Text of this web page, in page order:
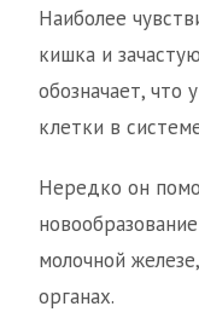
Наиболее
кишка и
обозначает, что
клетки в
Нередко он
молочной
органах.